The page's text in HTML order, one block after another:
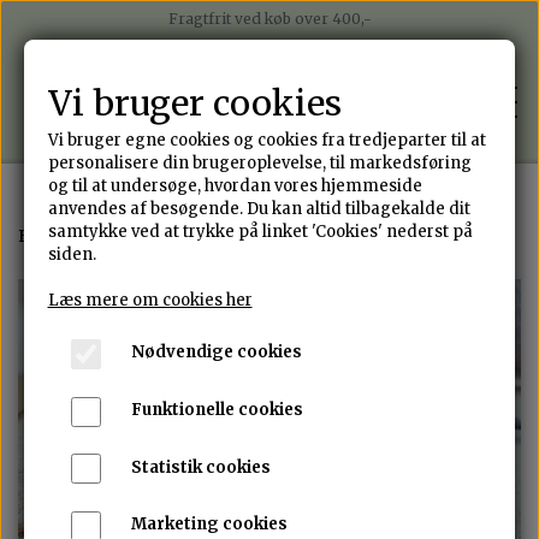
Fragtfrit ved køb over 400,-
Betal nemt med mobilepay
Sender på alle hverdage med Postnord
WEBSHOP
ALLE SMYKKER
ØRERINGE
ARMBÅND
PORTEFOLIO
OM ANNJEN DESIGN
DESIGN DIT EGET SMYKKE
Forside Ringe Fidgetring i sterling sølv
Vi bruger cookies
Vi bruger egne cookies og cookies fra tredjeparter til at
personalisere din brugeroplevelse, til markedsføring
og til at undersøge, hvordan vores hjemmeside
anvendes af besøgende. Du kan altid tilbagekalde dit
samtykke ved at trykke på linket 'Cookies' nederst på
siden.
Læs mere om cookies her
Nødvendige cookies
Funktionelle cookies
Statistik cookies
Marketing cookies